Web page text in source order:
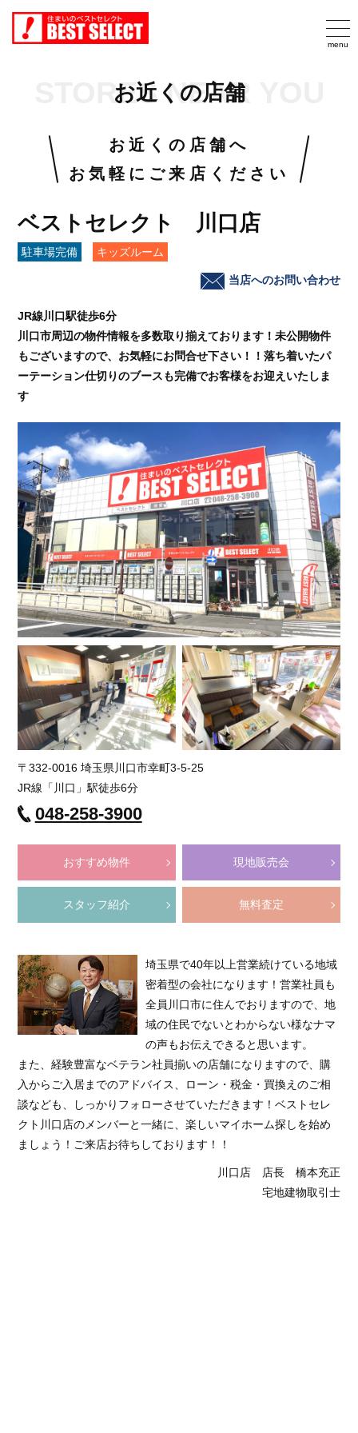
お近くの店舗
STORES NEAR YOU
お近くの店舗へ
お気軽にご来店ください
ベストセレクト 川口店
駐車場完備 キッズルーム
当店へのお問い合わせ
JR線川口駅徒歩6分
川口市周辺の物件情報を多数取り揃えております！未公開物件
もございますので、お気軽にお問合せ下さい！！落ち着いたパ
ーテーション仕切りのブースも完備でお客様をお迎えいたしま
す
〒332-0016 埼玉県川口市幸町3-5-25
JR線「川口」駅徒歩6分
048-258-3900
おすすめ物件 現地販売会
スタッフ紹介 無料査定
埼玉県で40年以上営業続けている地域
密着型の会社になります！営業社員も
全員川口市に住んでおりますので、地
域の住民でないとわからない様なナマ
の声もお伝えできると思います。
また、経験豊富なベテラン社員揃いの店舗になりますので、購
入からご入居までのアドバイス、ローン・税金・買換えのご相
談なども、しっかりフォローさせていただきます！ベストセレ
クト川口店のメンバーと一緒に、楽しいマイホーム探しを始め
ましょう！ご来店お待ちしております！！
川口店 店長 橋本充正
宅地建物取引士